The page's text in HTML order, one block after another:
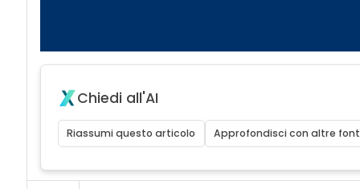
Chiedi all'AI
Riassumi questo articolo Approfondisci con altre